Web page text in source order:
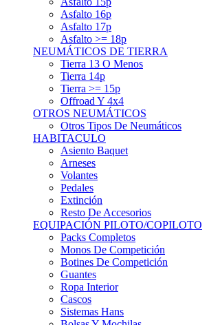
Asfalto 16p
Asfalto 17p
Asfalto >= 18p
NEUMÁTICOS DE TIERRA
Tierra 13 O Menos
Tierra 14p
Tierra >= 15p
Offroad Y 4x4
OTROS NEUMÁTICOS
Otros Tipos De Neumáticos
HABITACULO
Asiento Baquet
Arneses
Volantes
Pedales
Extinción
Resto De Accesorios
EQUIPACIÓN PILOTO/COPILOTO
Packs Completos
Monos De Competición
Botines De Competición
Guantes
Ropa Interior
Cascos
Sistemas Hans